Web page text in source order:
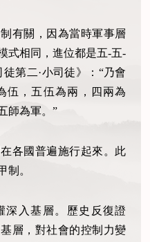
有關，因為當時軍事層
式相同，進位都是五-五-
第二·小司徒》：“乃會
伍，五伍為兩，四兩為
師為軍。”
各國普遍施行起來。此
制。
深入基層。歷史反復證
層，對社會的控制力變